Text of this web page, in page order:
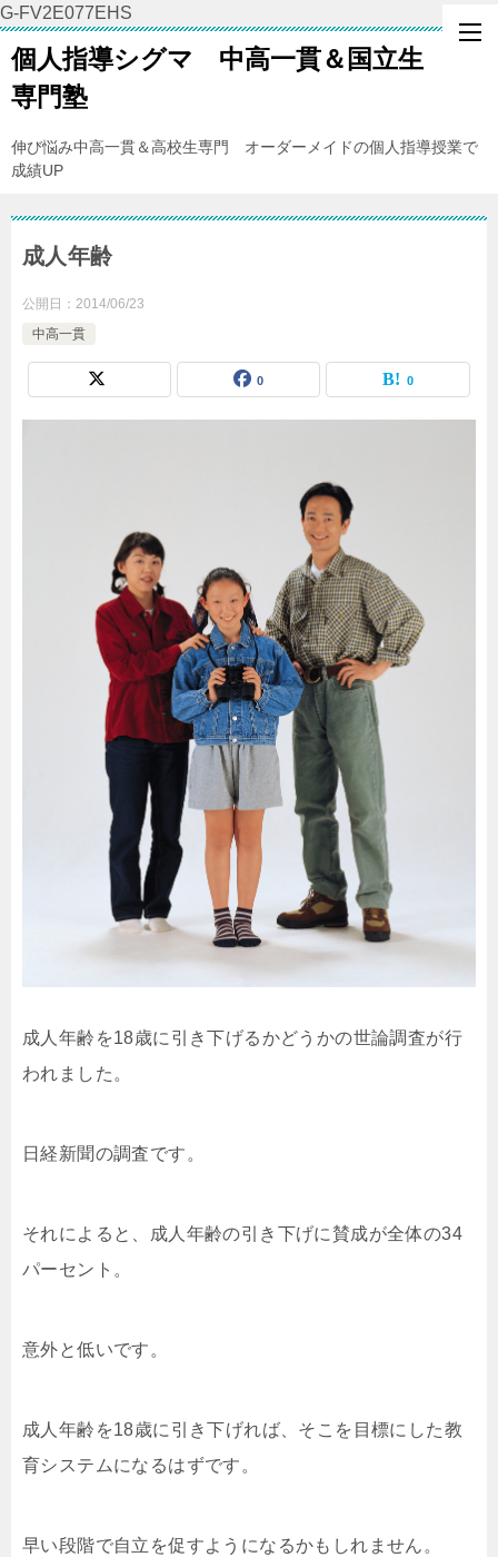
G-FV2E077EHS
個人指導シグマ 中高一貫＆国立生
専門塾
伸び悩み中高一貫＆高校生専門 オーダーメイドの個人指導授業で
成績UP
成人年齢
公開日： 2014/06/23
中高一貫
0 0
成人年齢を18歳に引き下げるかどうかの世論調査が行
われました。
日経新聞の調査です。
それによると、成人年齢の引き下げに賛成が全体の34
パーセント。
意外と低いです。
成人年齢を18歳に引き下げれば、そこを目標にした教
育システムになるはずです。
早い段階で自立を促すようになるかもしれません。